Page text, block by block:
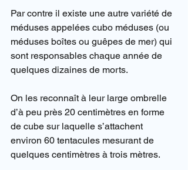
Par contre il existe une autre variété de
méduses appelées cubo méduses (ou
méduses boîtes ou guêpes de mer) qui
sont responsables chaque année de
quelques dizaines de morts.
On les reconnaît à leur large ombrelle
d’à peu près 20 centimètres en forme
de cube sur laquelle s’attachent
environ 60 tentacules mesurant de
quelques centimètres à trois mètres.